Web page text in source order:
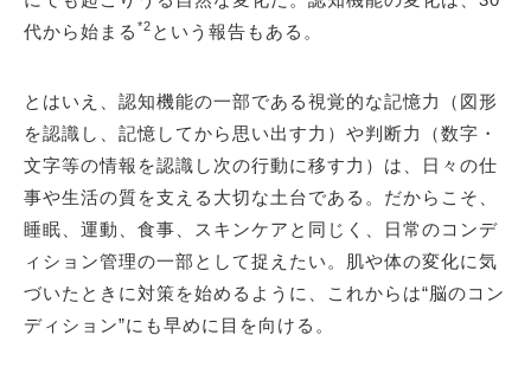
代から始まる *2 という報告もある。
とはいえ、認知機能の一部である視覚的な記憶力（図形
を認識し、記憶してから思い出す力）や判断力（数字・
文字等の情報を認識し次の行動に移す力）は、日々の仕
事や生活の質を支える大切な土台である。だからこそ、
睡眠、運動、食事、スキンケアと同じく、日常のコンデ
ィション管理の一部として捉えたい。肌や体の変化に気
づいたときに対策を始めるように、これからは“脳のコン
ディション”にも早めに目を向ける。